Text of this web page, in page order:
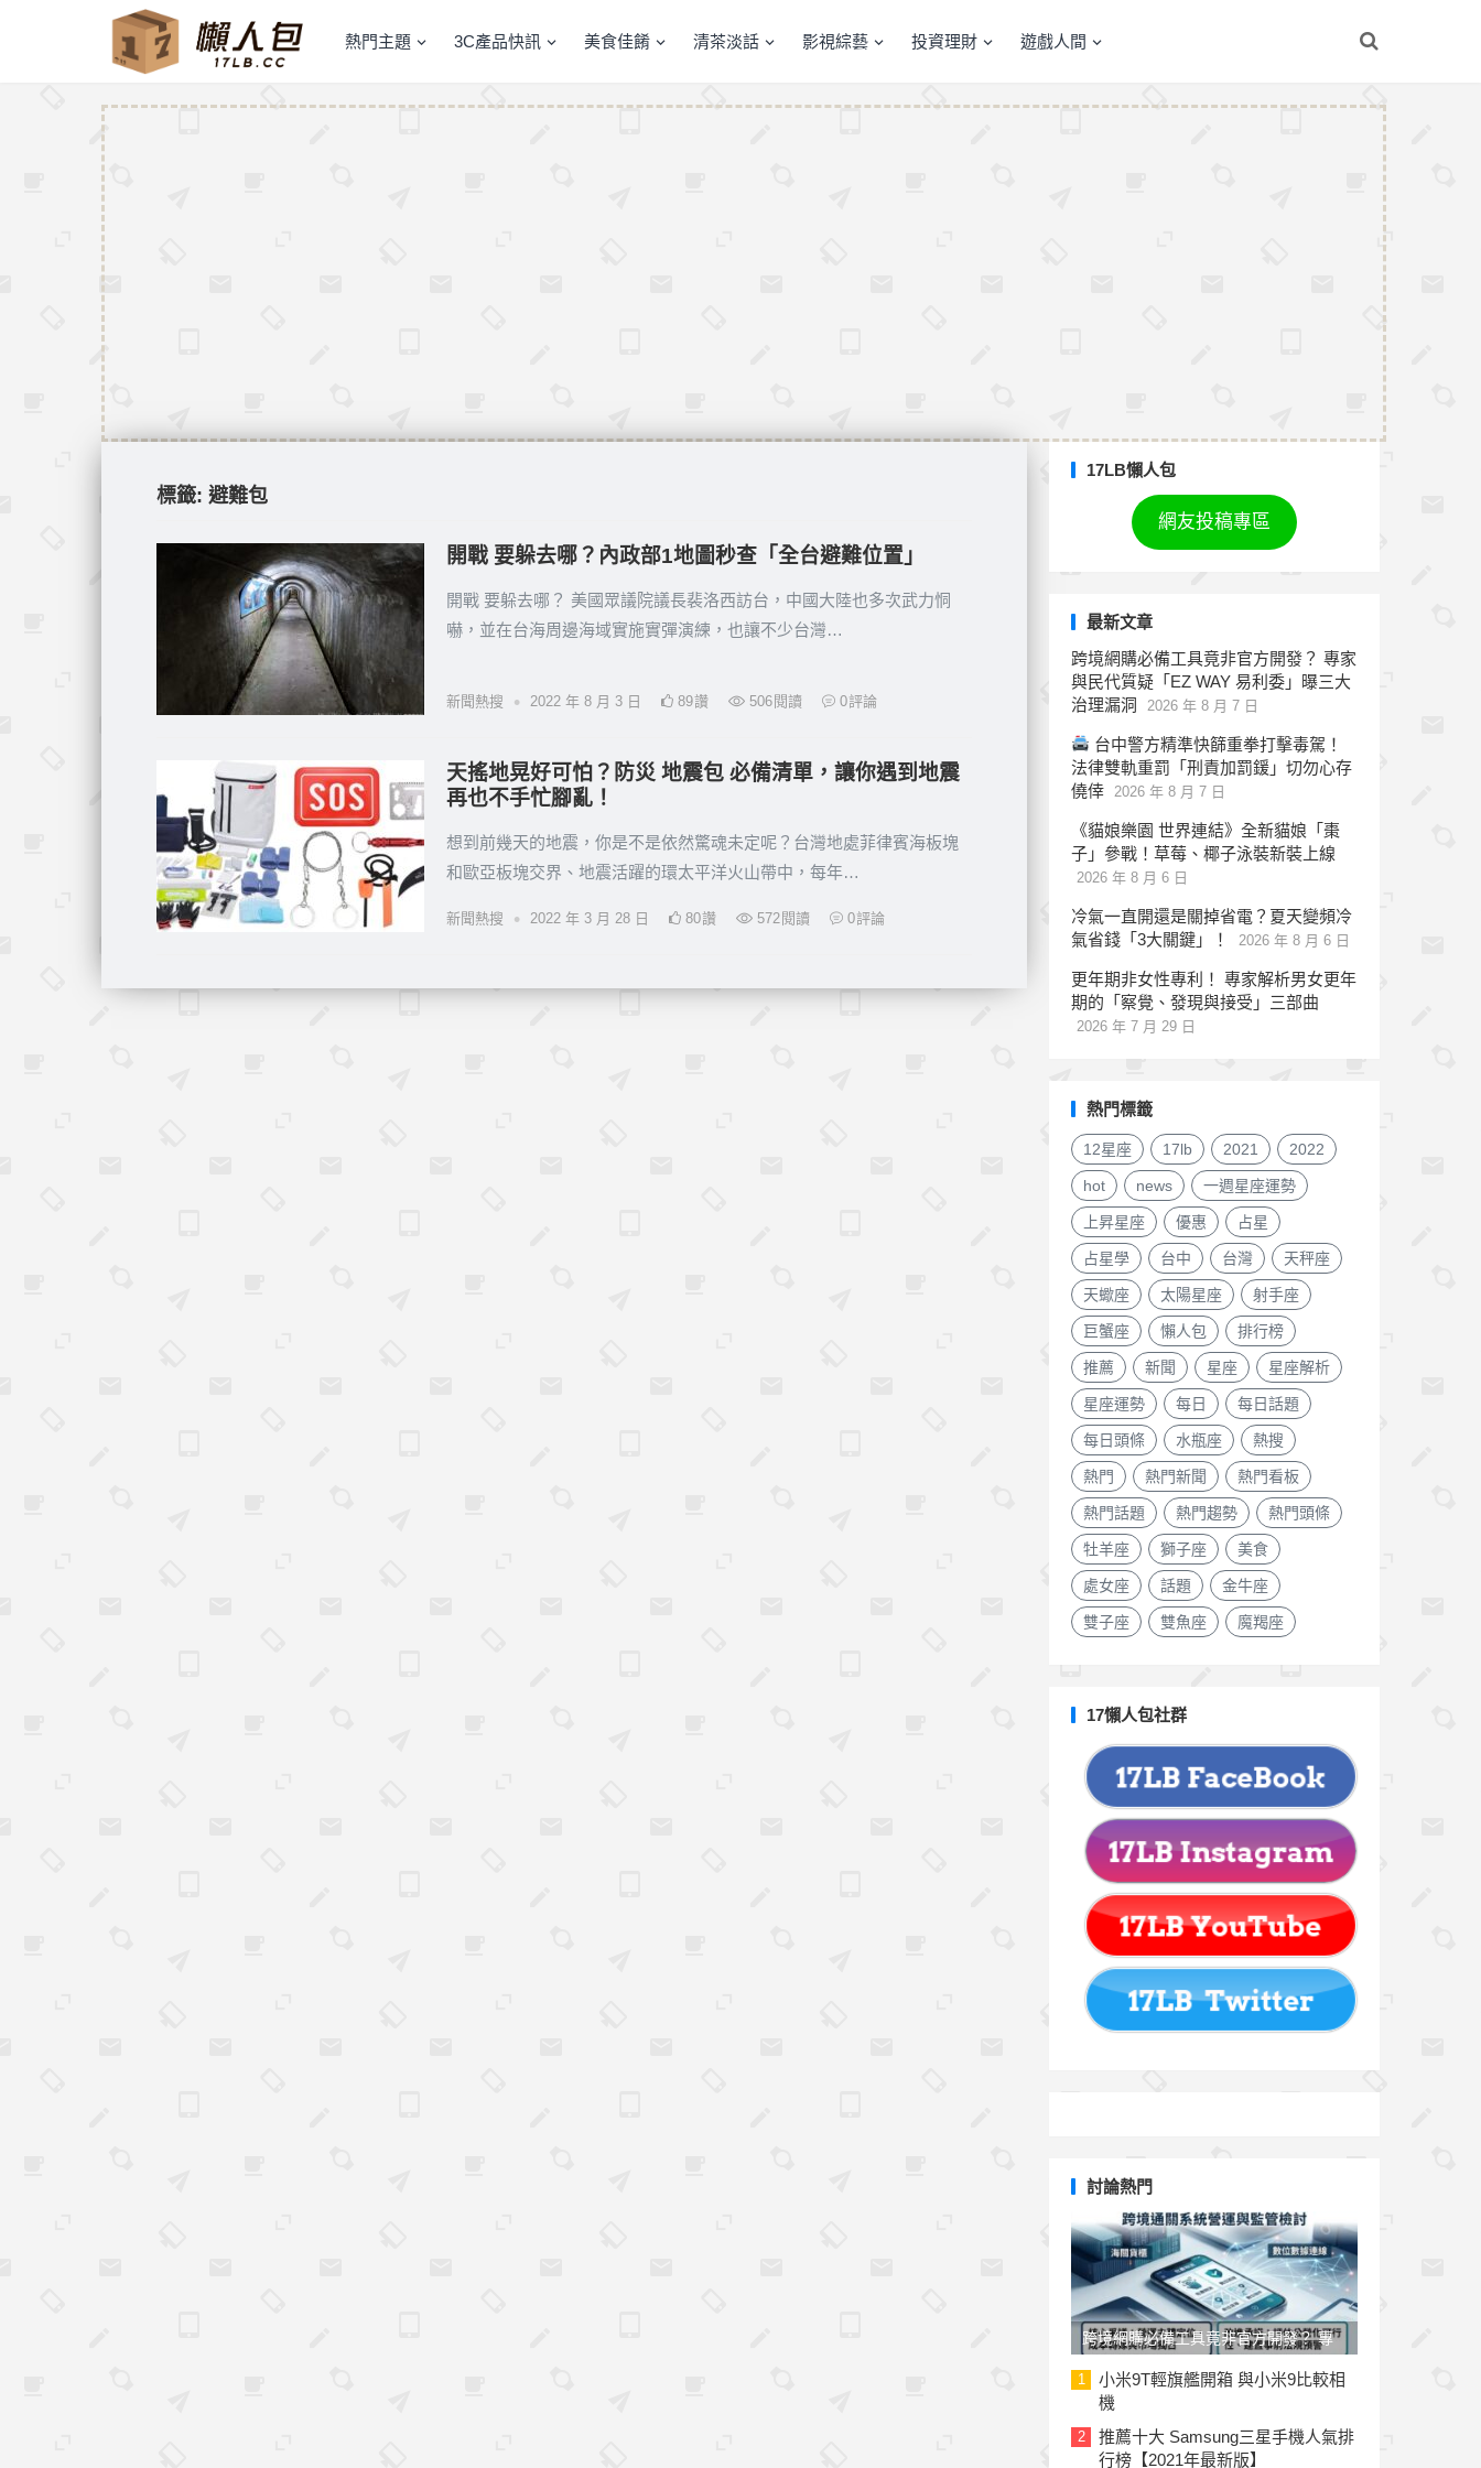
熱門主題 3C產品快訊 美食佳餚 清茶淡話 影視綜藝 投資理財 遊戲人間
標籤: 避難包
開戰 要躲去哪？內政部1地圖秒查「全台避難位置」
開戰 要躲去哪？ 美國眾議院議長裴洛西訪台，中國大陸也多次武力恫
嚇，並在台海周邊海域實施實彈演練，也讓不少台灣…
新聞熱搜 • 2022 年 8 月 3 日 89讚 506 閱讀 0評論
天搖地晃好可怕？防災 地震包 必備清單，讓你遇到地震
再也不手忙腳亂！
想到前幾天的地震，你是不是依然驚魂未定呢？台灣地處菲律賓海板塊
和歐亞板塊交界、地震活躍的環太平洋火山帶中，每年…
新聞熱搜 • 2022 年 3 月 28 日 80讚 572 閱讀 0評論
17LB懶人包
網友投稿專區
最新文章
跨境網購必備工具竟非官方開發？ 專家
與民代質疑「EZ WAY 易利委」曝三大
治理漏洞
2026 年 8 月 7 日
台中警方精準快篩重拳打擊毒駕！
法律雙軌重罰「刑責加罰鍰」切勿心存
僥倖
2026 年 8 月 7 日
《貓娘樂園 世界連結》全新貓娘「棗
子」參戰！草莓、椰子泳裝新裝上線
2026 年 8 月 6 日
冷氣一直開還是關掉省電？夏天變頻冷
氣省錢「3大關鍵」！
2026 年 8 月 6 日
更年期非女性專利！ 專家解析男女更年
期的「察覺、發現與接受」三部曲
2026 年 7 月 29 日
熱門標籤
12星座 17lb 2021 2022
hot news 一週星座運勢
上昇星座 優惠 占星
占星學 台中 台灣 天秤座
天蠍座 太陽星座 射手座
巨蟹座 懶人包 排行榜
推薦 新聞 星座 星座解析
星座運勢 每日 每日話題
每日頭條 水瓶座 熱搜
熱門 熱門新聞 熱門看板
熱門話題 熱門趨勢 熱門頭條
牡羊座 獅子座 美食
處女座 話題 金牛座
雙子座 雙魚座 魔羯座
17懶人包社群
討論熱門
跨境網購必備工具竟非官方開發？ 專
家與民代質疑「EZ WAY 易利委」曝三
大治理漏洞
1
小米9T輕旗艦開箱 與小米9比較相
機
2
推薦十大 Samsung三星手機人氣排
行榜【2021年最新版】